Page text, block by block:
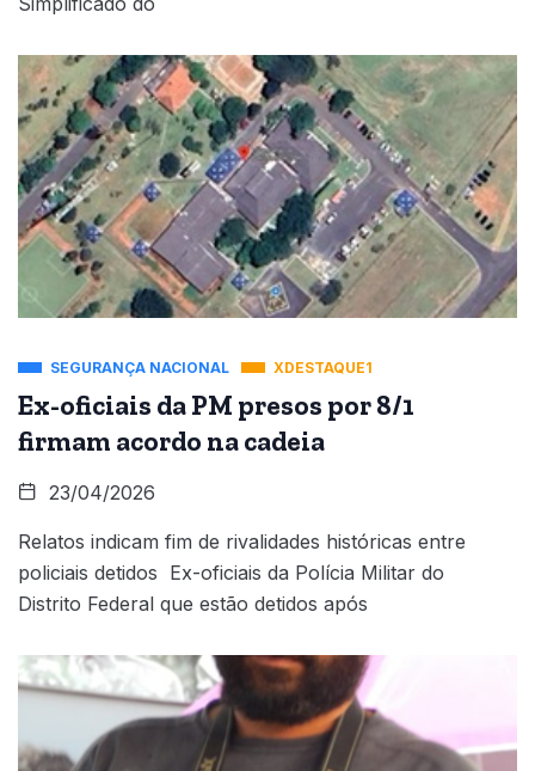
SEGURANÇA NACIONAL XDESTAQUE1
Ex-oficiais da PM presos por 8/1
firmam acordo na cadeia
23/04/2026
Relatos indicam fim de rivalidades históricas entre
policiais detidos Ex-oficiais da Polícia Militar do
Distrito Federal que estão detidos após